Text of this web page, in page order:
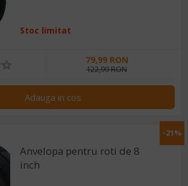
Stoc limitat
79,99 RON
122,99 RON
Adauga in cos
-21%
Anvelopa pentru roti de 8
inch